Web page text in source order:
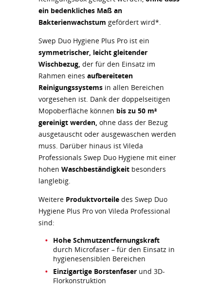
ein bedenkliches Maß an
Bakterienwachstum gefördert wird*.
Swep Duo Hygiene Plus Pro ist ein
symmetrischer, leicht gleitender
Wischbezug, der für den Einsatz im
Rahmen eines aufbereiteten
Reinigungssystems in allen Bereichen
vorgesehen ist. Dank der doppelseitigen
Mopoberfläche können bis zu 50 m²
gereinigt werden, ohne dass der Bezug
ausgetauscht oder ausgewaschen werden
muss. Darüber hinaus ist Vileda
Professionals Swep Duo Hygiene mit einer
hohen Waschbeständigkeit besonders
langlebig.
Weitere Produktvorteile des Swep Duo
Hygiene Plus Pro von Vileda Professional
sind:
Hohe Schmutzentfernungskraft
durch Microfaser – für den Einsatz in
hygienesensiblen Bereichen
Einzigartige Borstenfaser und 3D-
Florkonstruktion